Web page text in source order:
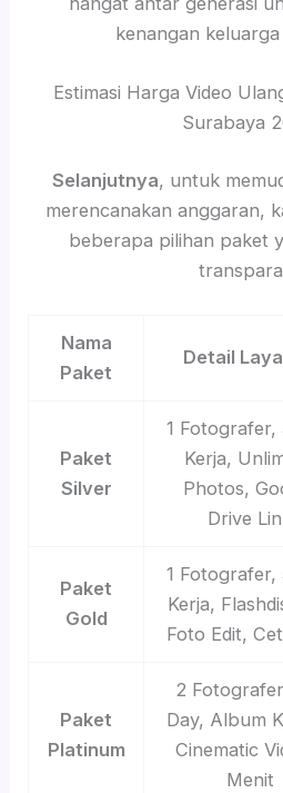
kenangan
Estimasi Harga Video
Surabaya
Selanjutnya, untuk
merencanakan anggaran,
beberapa pilihan paket
Nama
Paket
Detail
Paket
Silver
1 Fotografer,
Kerja,
Photos,
Drive
Paket
Gold
1 Fotografer,
Kerja,
Foto Edit,
Paket
Platinum
2
Day, Album
Cinematic
Menit